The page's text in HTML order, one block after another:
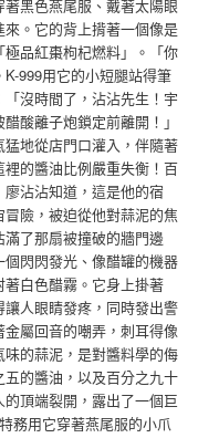
黑色燕尾服、戴著太陽眼
。它的背上揹著一個像是
品紅棗枸杞燃料」。「你
999用它的小短腿站得筆
沒時間了，沾沾先生！宇
酸離子炮鎖定前離開！」
地從店門口灌入，伴隨著
的醬油比例嚴重失衡！百
沾沾知道，這是他的宿
險，被迫從他對蒜泥的焦
了那扇被撞破的牆門邊
閃閃發光、像醋罐的機器
白色醋霧。它身上掛著
讓人眼睛發疼，同時發出警
屬回音的嘲弄，刺耳得像
的蒜泥，是對醬料學的侮
的醬油，以及百分之九十
頂端裂開，露出了一個巨
務用它穿著燕尾服的小爪